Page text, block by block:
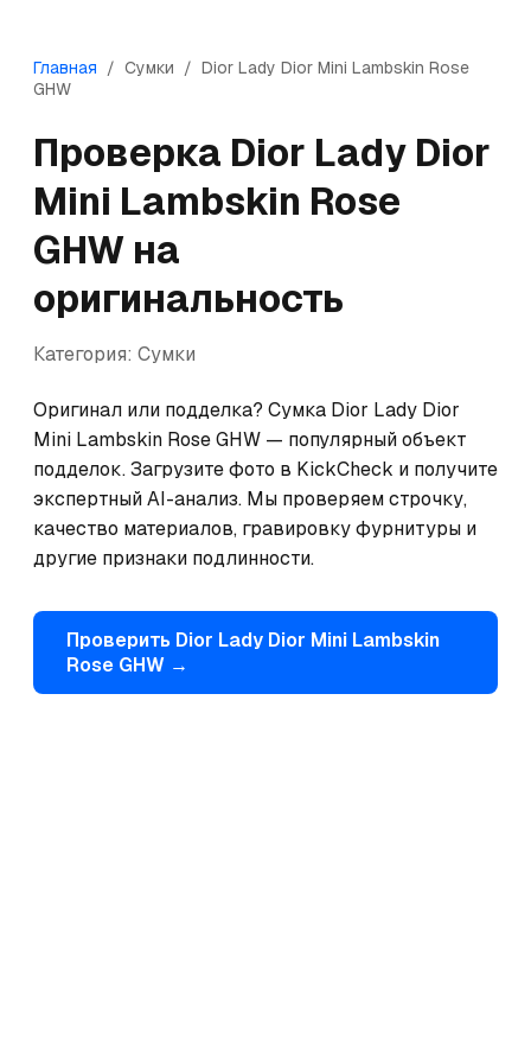
Главная / Сумки / Dior Lady Dior Mini Lambskin Rose
GHW
Проверка Dior Lady Dior
Mini Lambskin Rose
GHW на
оригинальность
Категория: Сумки
Оригинал или подделка? Сумка Dior Lady Dior
Mini Lambskin Rose GHW — популярный объект
подделок. Загрузите фото в KickCheck и получите
экспертный AI-анализ. Мы проверяем строчку,
качество материалов, гравировку фурнитуры и
другие признаки подлинности.
Проверить Dior Lady Dior Mini Lambskin
Rose GHW →